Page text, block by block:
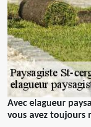
Avec elagueur
vous avez toujours